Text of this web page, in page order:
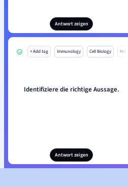
Antwort zeigen
+ Add tag Immunology Cell Biology Mo
Identifiziere die richtige Aussage.
Antwort zeigen